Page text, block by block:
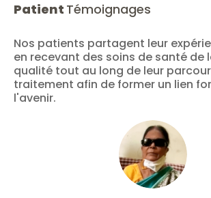
Patient Témoignages
Nos patients partagent leur
en recevant des soins de santé de
qualité tout au long de leur
traitement afin de former un lien
l'avenir.